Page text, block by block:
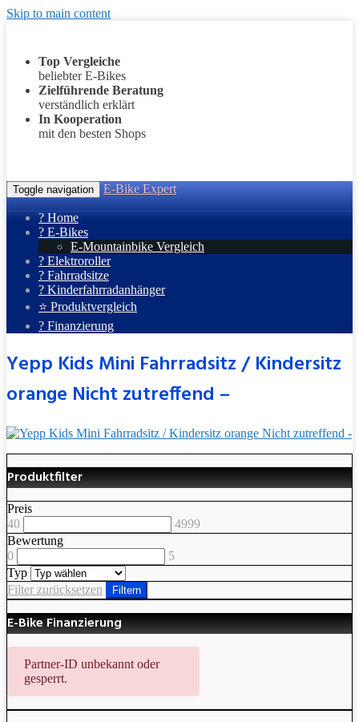
Skip to main content
Top Vergleiche
beliebter E-Bikes
Zielführende Beratung
verständlich erklärt
In Kooperation
mit den besten Shops
Toggle navigation E-Bike Expert
? Home
? E-Bikes
E-Mountainbike Vergleich
? Elektroroller
? Fahrradsitze
? Kinderfahrradanhänger
⭐ Produktvergleich
? Finanzierung
Yepp Kids Mini Fahrradsitz / Kindersitz
orange Nicht zutreffend –
Produktfilter
Preis
40
4999
Bewertung
0
5
Typ
Filter zurücksetzen
Filtern
E-Bike Finanzierung
Partner-ID unbekannt oder
gesperrt.